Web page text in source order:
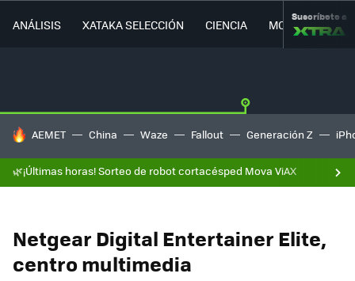
ANÁLISIS XATAKA SELECCIÓN CIENCIA MOVILIDAD
Suscríbete a
HOY SE HABLA DE
AEMET China Waze Fallout Generación Z
🌿¡Últimas horas! Sorteo de robot cortacésped Mova ViAX
Netgear Digital Entertainer Elite,
centro multimedia